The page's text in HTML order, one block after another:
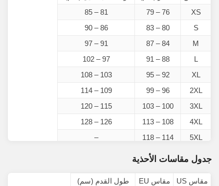
XS
76 – 79
81 – 85
S
80 – 83
86 – 90
M
84 – 87
91 – 97
L
88 – 91
97 – 102
XL
92 – 95
103 – 108
2XL
96 – 99
109 – 114
3XL
100 – 103
115 – 120
4XL
108 – 113
126 – 128
5XL
114 – 118
–
جدول مقاسات الأحذية
مقاس US مقاس EU
طول القدم (سم)